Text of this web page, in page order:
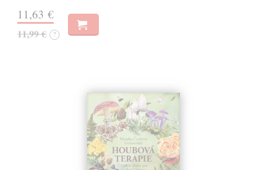
11,63 €
11,99 € ?